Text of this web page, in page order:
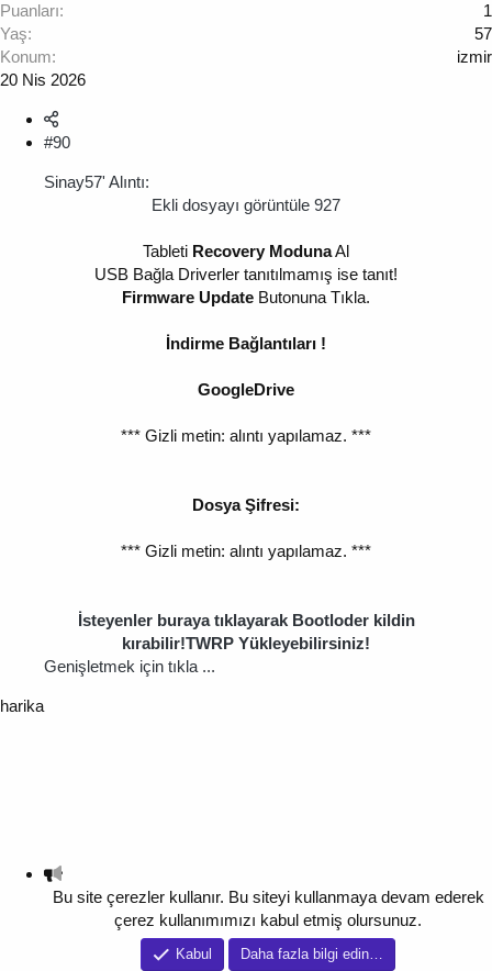
Puanları
1
Yaş
57
Konum
izmir
20 Nis 2026
#90
Sinay57' Alıntı:
Ekli dosyayı görüntüle 927
Tableti Recovery ModunaAl
USB Bağla Driverler tanıtılmamış ise tanıt!
Firmware Update Butonuna Tıkla.
İndirme Bağlantıları !
GoogleDrive
*** Gizli metin: alıntı yapılamaz. ***
Dosya Şifresi:
*** Gizli metin: alıntı yapılamaz. ***
İsteyenler buraya tıklayarak Bootloder kildin
kırabilir!TWRP Yükleyebilirsiniz!
Genişletmek için tıkla ...
harika
Bu site çerezler kullanır. Bu siteyi kullanmaya devam ederek
çerez kullanımımızı kabul etmiş olursunuz.
Kabul Daha fazla bilgi edin…